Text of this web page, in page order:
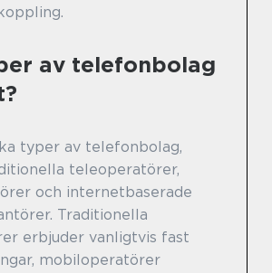
av telefonbolag
typer av telefonbolag,
teleoperatörer,
och internetbaserade
Traditionella
erbjuder vanligtvis fast
mobiloperatörer